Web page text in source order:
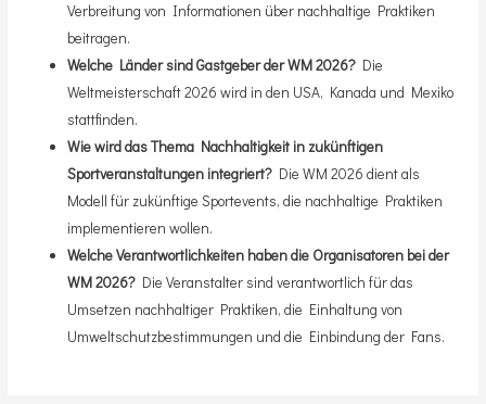
Verbreitung von Informationen über nachhaltige Praktiken
beitragen.
Welche Länder sind Gastgeber der WM 2026? Die
Weltmeisterschaft 2026 wird in den USA, Kanada und Mexiko
stattfinden.
Wie wird das Thema Nachhaltigkeit in zukünftigen
Sportveranstaltungen integriert? Die WM 2026 dient als
Modell für zukünftige Sportevents, die nachhaltige Praktiken
implementieren wollen.
Welche Verantwortlichkeiten haben die Organisatoren bei der
WM 2026? Die Veranstalter sind verantwortlich für das
Umsetzen nachhaltiger Praktiken, die Einhaltung von
Umweltschutzbestimmungen und die Einbindung der Fans.